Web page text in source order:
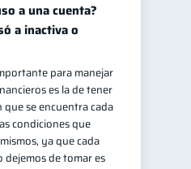
a una cuenta?
a inactiva o
para manejar
es la de tener
se encuentra cada
condiciones que
ya que cada
dejemos de tomar es